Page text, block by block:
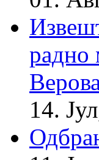
радно
14.